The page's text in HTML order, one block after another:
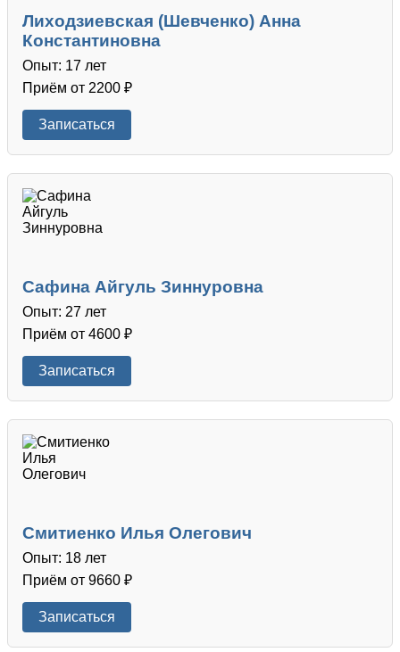
Лиходзиевская (Шевченко) Анна
Константиновна
Опыт: 17 лет
Приём от 2200 ₽
Записаться
Сафина Айгуль Зиннуровна
Опыт: 27 лет
Приём от 4600 ₽
Записаться
Смитиенко Илья Олегович
Опыт: 18 лет
Приём от 9660 ₽
Записаться